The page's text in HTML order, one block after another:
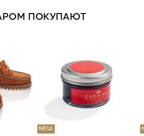
ПОКУПАЮТ
NEW